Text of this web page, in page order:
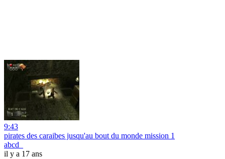
9:43
pirates des caraibes jusqu'au bout du monde mission 1
abcd_
il y a 17 ans